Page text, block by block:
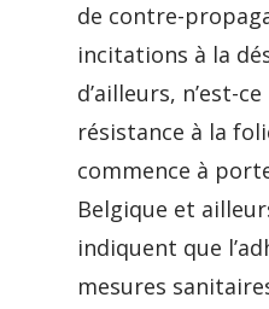
de contre-
incitations à la
d’ailleurs, n’est-
résistance à la
commence à
Belgique et
indiquent que
mesures